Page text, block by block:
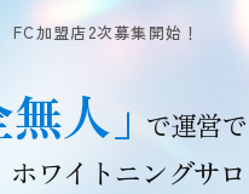
FC加盟店2次募集開始！
無人」で運営
ホワイトニングサ